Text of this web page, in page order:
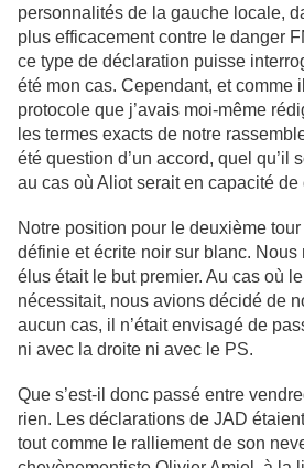
personnalités de la gauche locale,
plus efficacement contre le danger
ce type de déclaration puisse
été mon cas. Cependant, et comme
protocole que j’avais moi-même
les termes exacts de notre
été question d’un accord, quel qu’il
au cas où Aliot serait en capacité
Notre position pour le deuxième
définie et écrite noir sur blanc. Nous
élus était le but premier. Au cas où
nécessitait, nous avions décidé de
aucun cas, il n’était envisagé de
ni avec la droite ni avec le PS.
Que s’est-il donc passé entre
rien. Les déclarations de JAD
tout comme le ralliement de son